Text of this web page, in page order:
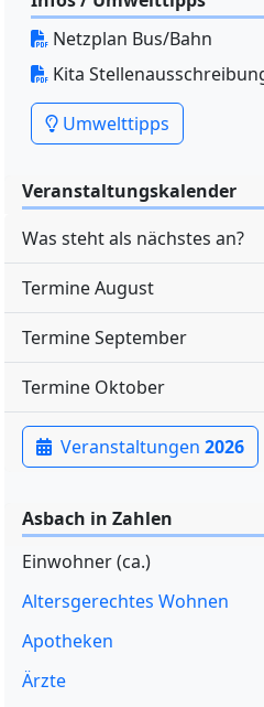
Netzplan Bus/Bahn
Kita
Umwelttipps
Veranstaltungskalender
Was steht als nächstes an?
Termine August
Termine September
Termine Oktober
Veranstaltungen 2026
Asbach in Zahlen
Einwohner (ca.)
Altersgerechtes Wohnen
Apotheken
Ärzte